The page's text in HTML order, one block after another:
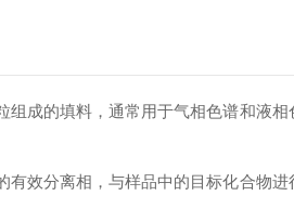
成的填料，通常用于气相色谱和液
分离相，与样品中的目标化合物进